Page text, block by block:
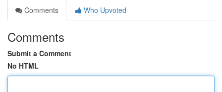
Comments
Who Upvoted
Comments
Submit a Comment
No HTML